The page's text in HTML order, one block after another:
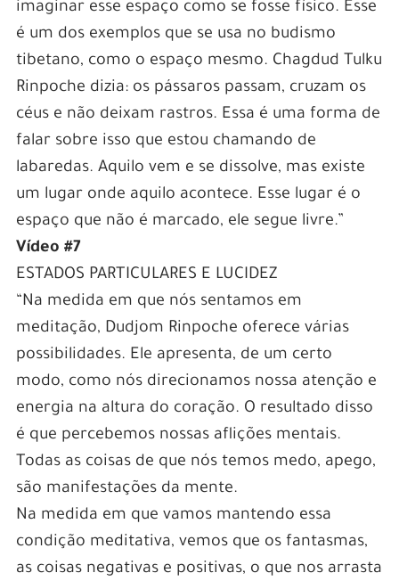
imaginar esse espaço como se fosse físico. Esse
é um dos exemplos que se usa no budismo
tibetano, como o espaço mesmo. Chagdud Tulku
Rinpoche dizia: os pássaros passam, cruzam os
céus e não deixam rastros. Essa é uma forma de
falar sobre isso que estou chamando de
labaredas. Aquilo vem e se dissolve, mas existe
um lugar onde aquilo acontece. Esse lugar é o
espaço que não é marcado, ele segue livre.”
Vídeo #7
ESTADOS PARTICULARES E LUCIDEZ
“Na medida em que nós sentamos em
meditação, Dudjom Rinpoche oferece várias
possibilidades. Ele apresenta, de um certo
modo, como nós direcionamos nossa atenção e
energia na altura do coração. O resultado disso
é que percebemos nossas aflições mentais.
Todas as coisas de que nós temos medo, apego,
são manifestações da mente.
Na medida em que vamos mantendo essa
condição meditativa, vemos que os fantasmas,
as coisas negativas e positivas, o que nos arrasta